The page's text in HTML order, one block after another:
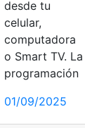
desde tu
celular,
computadora
o Smart TV. La
programación
01/09/2025